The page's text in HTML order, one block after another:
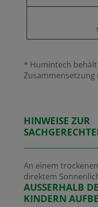
* Humintech
HINWEISE ZUR
An einem
direktem
AUSSERHALB
KINDERN